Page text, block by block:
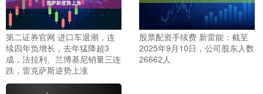
第二证券官网 进口车退潮，连
续四年负增长，去年猛降超3
成，法拉利、兰博基尼销量三连
跌，雷克萨斯逆势上涨
股票配资手续费 新雷能：截至
2025年9月10日，公司股东人数
26662人